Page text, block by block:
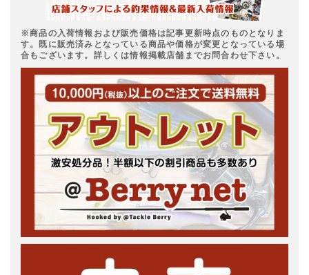
※商品の入荷情報および販売価格は記事更新時点のものとなりま
す。既に販売済みとなっている商品や価格が変更となっている場
合もございます。詳しくは情報掲載店舗までお問合わせ下さい。